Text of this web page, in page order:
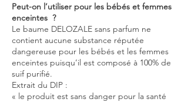
Peut-on l’utiliser pour les bébés et femmes
enceintes ?
Le baume DELOZALE sans parfum ne
contient aucune substance réputée
dangereuse pour les bébés et les femmes
enceintes puisqu’il est composé à 100% de
suif purifié.
Extrait du DIP :
« le produit est sans danger pour la santé